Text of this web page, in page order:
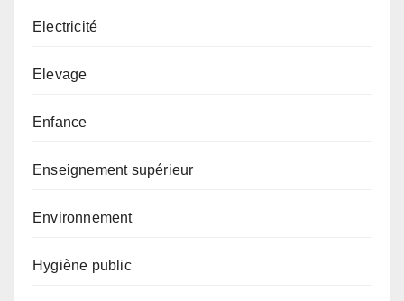
Electricité
Elevage
Enfance
Enseignement supérieur
Environnement
Hygiène public